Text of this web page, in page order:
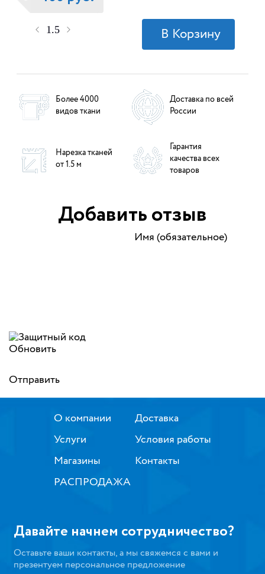
Более 4000
видов ткани
Доставка по всей
России
Нарезка тканей
от 1.5 м
Гарантия
качества всех
товаров
Добавить отзыв
Имя (обязательное)
Обновить
Отправить
О компании
Услуги
Магазины
РАСПРОДАЖА
Доставка
Условия работы
Контакты
Давайте начнем сотрудничество?
Оставьте ваши контакты, а мы свяжемся с вами и
презентуем персональное предложение